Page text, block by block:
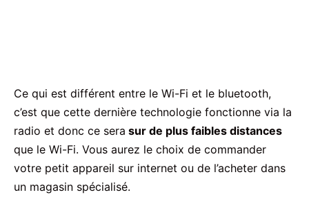
Ce qui est différent entre le Wi-Fi et le bluetooth,
c’est que cette dernière technologie fonctionne via la
radio et donc ce sera sur de plus faibles distances
que le Wi-Fi. Vous aurez le choix de commander
votre petit appareil sur internet ou de l’acheter dans
un magasin spécialisé.